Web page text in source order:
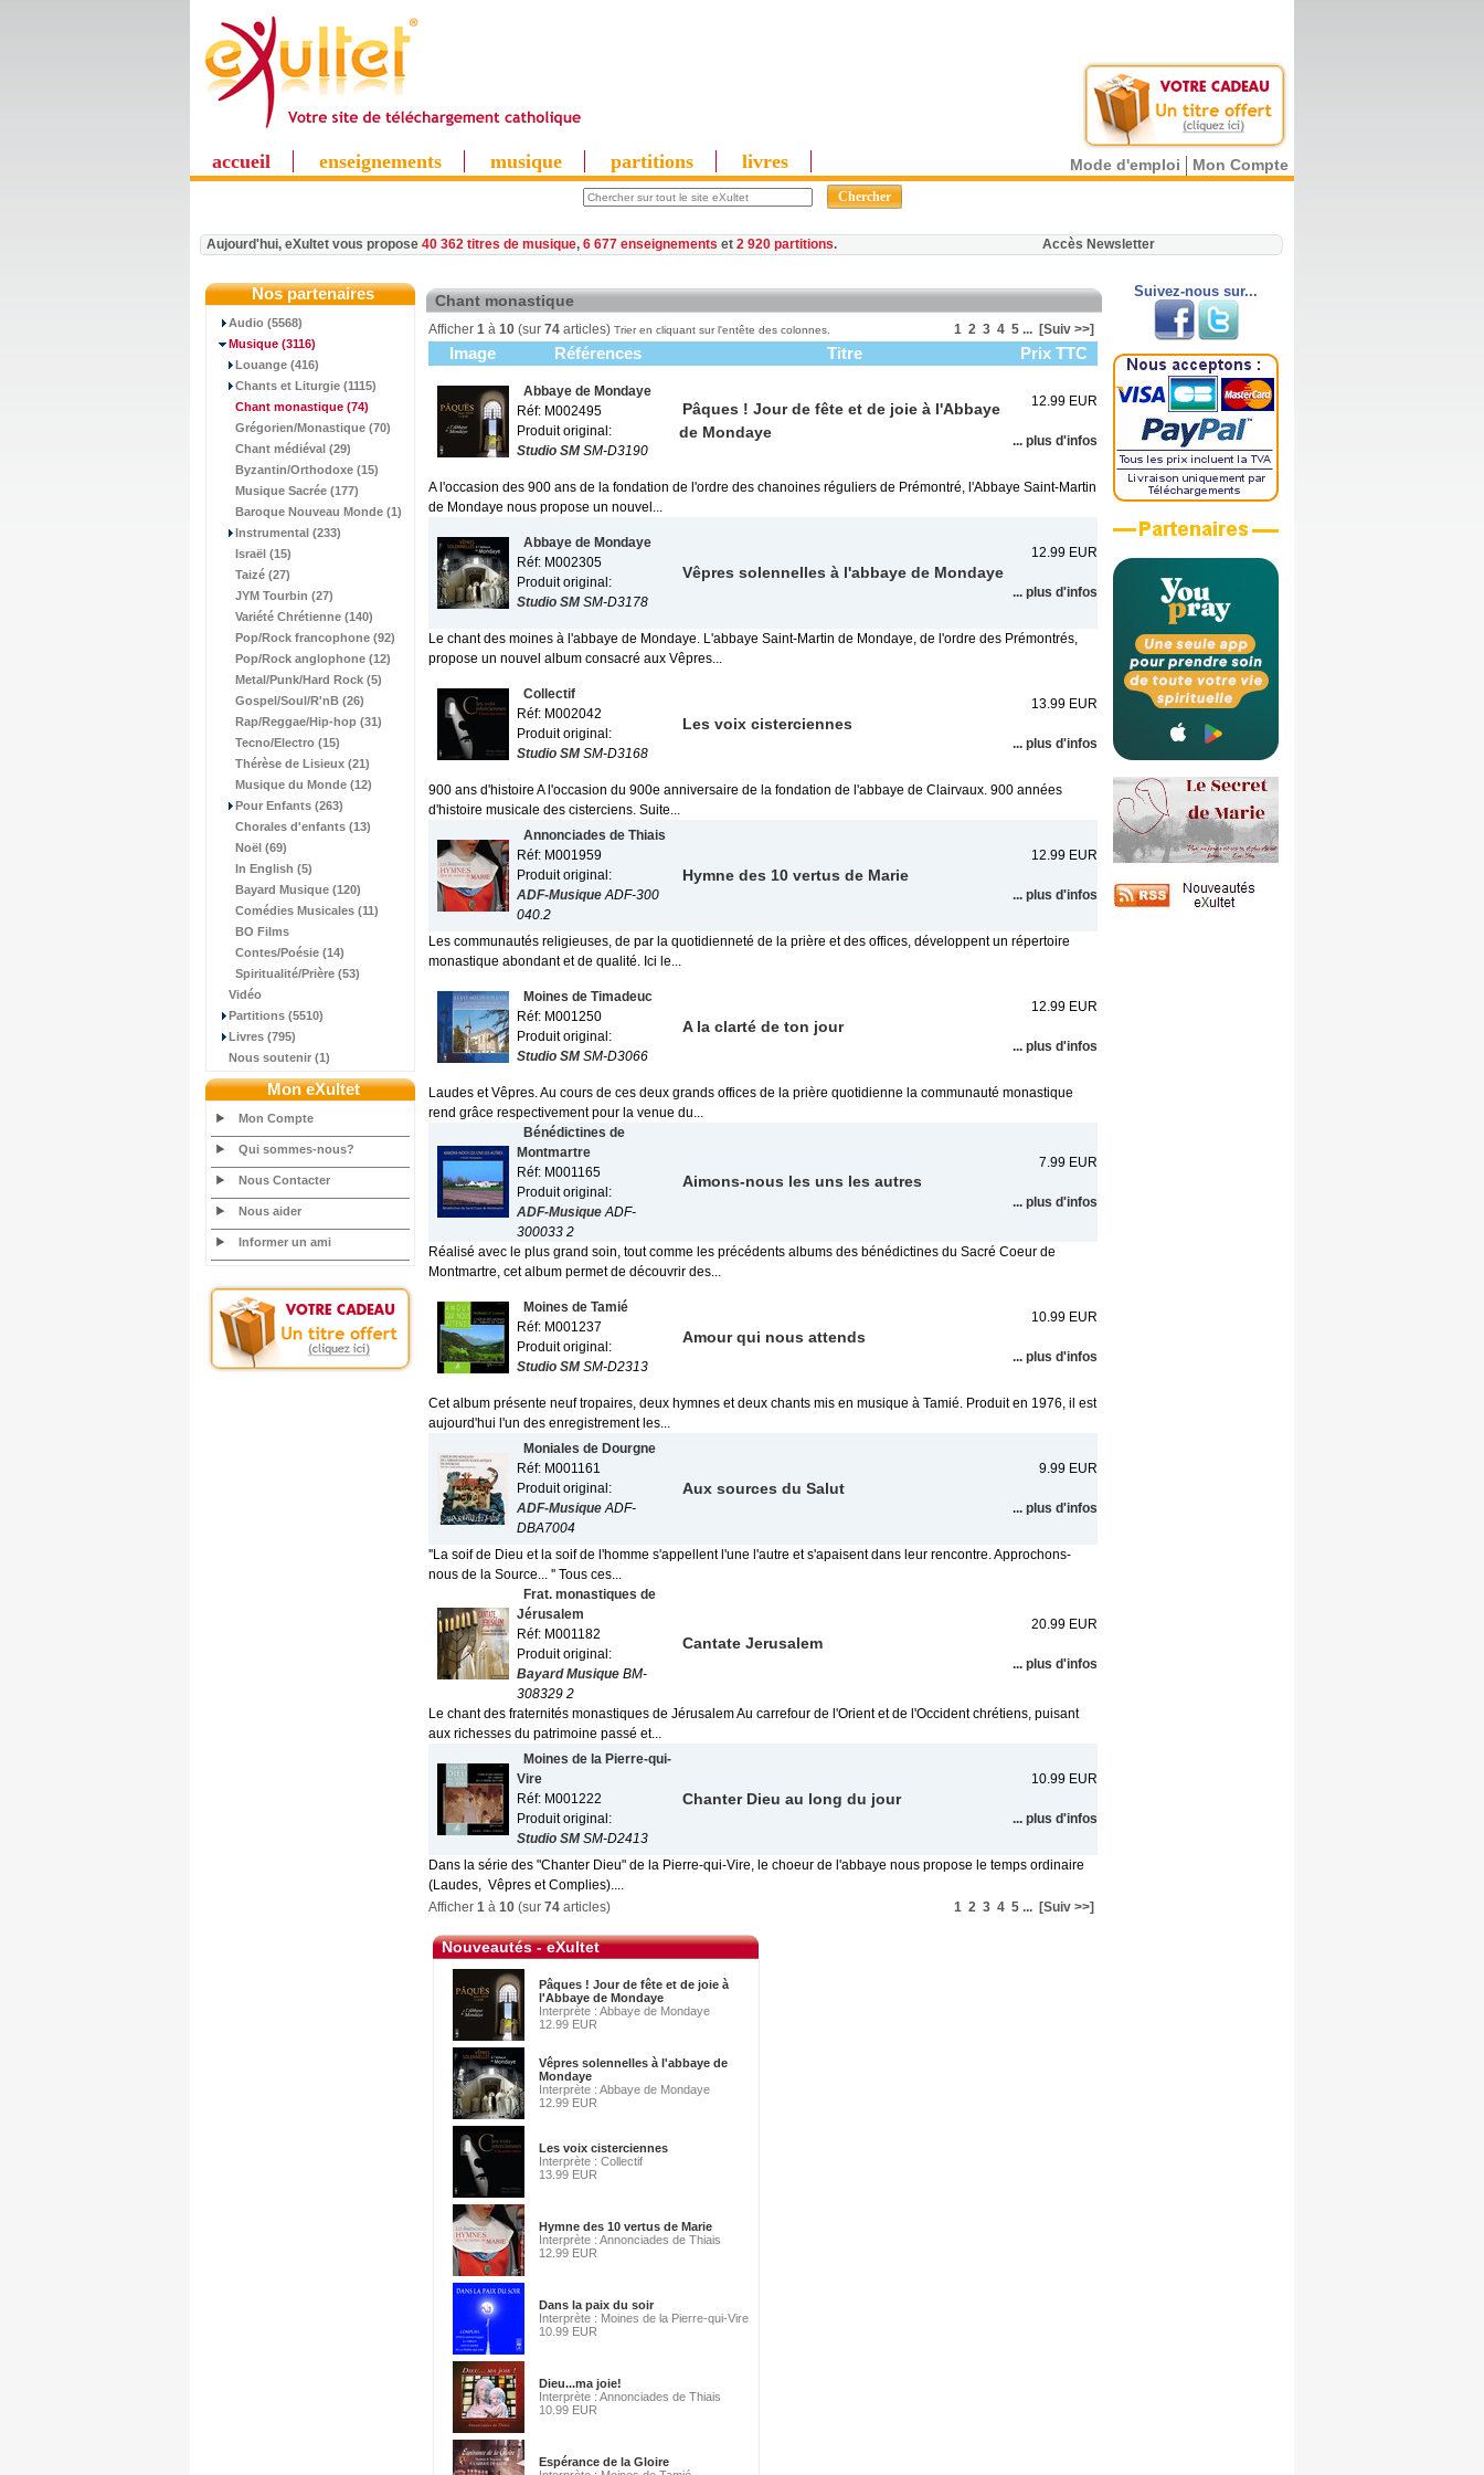
accueil enseignements musique partitions livres Mode d'emploi Mon Compte
Aujourd'hui, eXultet vous propose 40 362 titres de musique, 6 677 enseignements et 2 920 partitions. Accès Newsletter
Nos partenaires
Audio (5568)
Musique (3116)
Louange (416)
Chants et Liturgie (1115)
Chant monastique (74)
Grégorien/Monastique (70)
Chant médiéval (29)
Byzantin/Orthodoxe (15)
Musique Sacrée (177)
Baroque Nouveau Monde (1)
Instrumental (233)
Israël (15)
Taizé (27)
JYM Tourbin (27)
Variété Chrétienne (140)
Pop/Rock francophone (92)
Pop/Rock anglophone (12)
Metal/Punk/Hard Rock (5)
Gospel/Soul/R'nB (26)
Rap/Reggae/Hip-hop (31)
Tecno/Electro (15)
Thérèse de Lisieux (21)
Musique du Monde (12)
Pour Enfants (263)
Chorales d'enfants (13)
Noël (69)
In English (5)
Bayard Musique (120)
Comédies Musicales (11)
BO Films
Contes/Poésie (14)
Spiritualité/Prière (53)
Vidéo
Partitions (5510)
Livres (795)
Nous soutenir (1)
Mon eXultet
Mon Compte
Qui sommes-nous?
Nous Contacter
Nous aider
Informer un ami
Chant monastique
Afficher 1 à 10 (sur 74 articles) Trier en cliquant sur l'entête des colonnes. 1 2 3 4 5 ... [Suiv >>]
Image Références Titre Prix TTC
Abbaye de Mondaye
Réf: M002495
Produit original:
Studio SM SM-D3190
Pâques ! Jour de fête et de joie à l'Abbaye
de Mondaye
12.99 EUR
... plus d'infos
A l'occasion des 900 ans de la fondation de l'ordre des chanoines réguliers de Prémontré, l'Abbaye Saint-Martin
de Mondaye nous propose un nouvel...
Abbaye de Mondaye
Réf: M002305
Produit original:
Studio SM SM-D3178
Vêpres solennelles à l'abbaye de Mondaye
12.99 EUR
... plus d'infos
Le chant des moines à l'abbaye de Mondaye. L'abbaye Saint-Martin de Mondaye, de l'ordre des Prémontrés,
propose un nouvel album consacré aux Vêpres...
Collectif
Réf: M002042
Produit original:
Studio SM SM-D3168
Les voix cisterciennes
13.99 EUR
... plus d'infos
900 ans d'histoire A l'occasion du 900e anniversaire de la fondation de l'abbaye de Clairvaux. 900 années
d'histoire musicale des cisterciens. Suite...
Annonciades de Thiais
Réf: M001959
Produit original:
ADF-MusiqueADF-300
040.2
Hymne des 10 vertus de Marie
12.99 EUR
... plus d'infos
Les communautés religieuses, de par la quotidienneté de la prière et des offices, développent un répertoire
monastique abondant et de qualité. Ici le...
Moines de Timadeuc
Réf: M001250
Produit original:
Studio SM SM-D3066
A la clarté de ton jour
12.99 EUR
... plus d'infos
Laudes et Vêpres. Au cours de ces deux grands offices de la prière quotidienne la communauté monastique
rend grâce respectivement pour la venue du...
Bénédictines de
Montmartre
Réf: M001165
Produit original:
ADF-MusiqueADF-
300033 2
Aimons-nous les uns les autres
7.99 EUR
... plus d'infos
Réalisé avec le plus grand soin, tout comme les précédents albums des bénédictines du Sacré Coeur de
Montmartre, cet album permet de découvrir des...
Moines de Tamié
Réf: M001237
Produit original:
Studio SM SM-D2313
Amour qui nous attends
10.99 EUR
... plus d'infos
Cet album présente neuf tropaires, deux hymnes et deux chants mis en musique à Tamié. Produit en 1976, il est
aujourd'hui l'un des enregistrement les...
Moniales de Dourgne
Réf: M001161
Produit original:
ADF-MusiqueADF-
DBA7004
Aux sources du Salut
9.99 EUR
... plus d'infos
''La soif de Dieu et la soif de l'homme s'appellent l'une l'autre et s'apaisent dans leur rencontre. Approchons-
nous de la Source... '' Tous ces...
Frat. monastiques de
Jérusalem
Réf: M001182
Produit original:
Bayard Musique BM-
308329 2
Cantate Jerusalem
20.99 EUR
... plus d'infos
Le chant des fraternités monastiques de Jérusalem Au carrefour de l'Orient et de l'Occident chrétiens, puisant
aux richesses du patrimoine passé et...
Moines de la Pierre-qui-
Vire
Réf: M001222
Produit original:
Studio SM SM-D2413
Chanter Dieu au long du jour
10.99 EUR
... plus d'infos
Dans la série des "Chanter Dieu" de la Pierre-qui-Vire, le choeur de l'abbaye nous propose le temps ordinaire
(Laudes, Vêpres et Complies)....
Afficher 1 à 10 (sur 74 articles) 1 2 3 4 5 ... [Suiv >>]
Nouveautés - eXultet
Pâques ! Jour de fête et de joie à
l'Abbaye de Mondaye
Interprète : Abbaye de Mondaye
12.99 EUR
Vêpres solennelles à l'abbaye de
Mondaye
Interprète : Abbaye de Mondaye
12.99 EUR
Les voix cisterciennes
Interprète : Collectif
13.99 EUR
Hymne des 10 vertus de Marie
Interprète : Annonciades de Thiais
12.99 EUR
Dans la paix du soir
Interprète : Moines de la Pierre-qui-Vire
10.99 EUR
Dieu...ma joie!
Interprète : Annonciades de Thiais
10.99 EUR
Espérance de la Gloire
Suivez-nous sur...